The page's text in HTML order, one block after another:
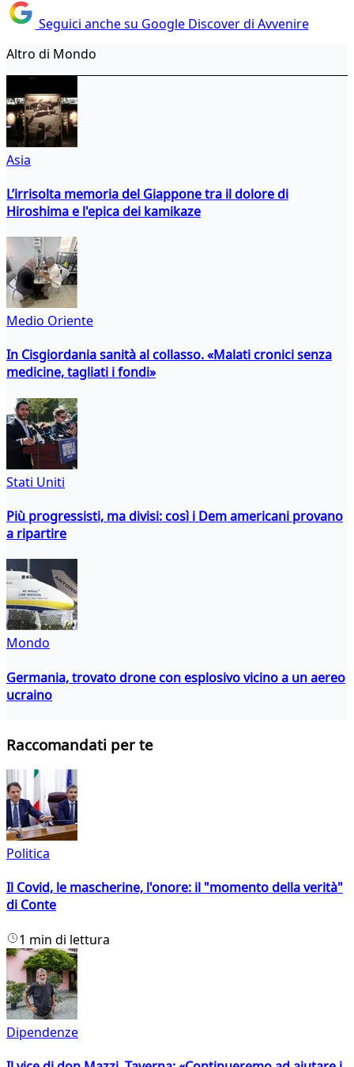
Seguici anche su Google Discover di Avvenire
Altro di Mondo
Asia
L’irrisolta memoria del Giappone tra il dolore di
Hiroshima e l'epica dei kamikaze
Medio Oriente
In Cisgiordania sanità al collasso. «Malati cronici senza
medicine, tagliati i fondi»
Stati Uniti
Più progressisti, ma divisi: così i Dem americani provano
a ripartire
Mondo
Germania, trovato drone con esplosivo vicino a un aereo
ucraino
Raccomandati per te
Politica
Il Covid, le mascherine, l'onore: il "momento della verità"
di Conte
1 min di lettura
Dipendenze